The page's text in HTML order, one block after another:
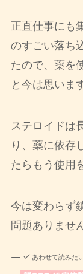
正直仕事にも
のすごい落ち
たので、薬を
と今は思いま
ステロイドは
り、薬に依存
たらもう使用
今は変わらず
問題ありませ
あわせて読みた